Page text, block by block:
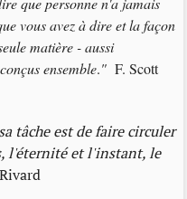
vous avez à dire et la façon
matière - aussi
ensemble." F. Scott
tâche est de faire circuler
l'éternité et l'instant, le